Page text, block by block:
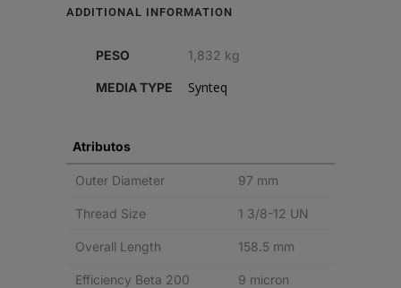
DURAMAX
quantity
ADDITIONAL INFORMATION
PESO 1,832 kg
MEDIA TYPE Synteq
Atributos
Outer Diameter 97 mm
Thread Size 1 3/8-12 UN
Overall Length 158.5 mm
Efficiency Beta 200 9 micron